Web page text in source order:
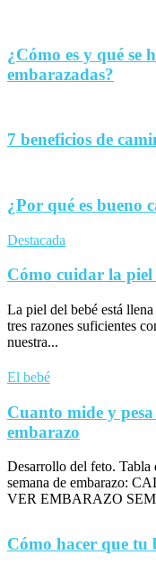
¿Cómo es y qué se
embarazadas?
7 beneficios de
¿Por qué es bueno
Destacada
Cómo cuidar la piel
La piel del bebé está
tres razones suficientes
nuestra...
El bebé
Cuanto mide y
embarazo
Desarrollo del feto. Tabla
semana de embarazo:
VER EMBARAZO
Cómo hacer que tu